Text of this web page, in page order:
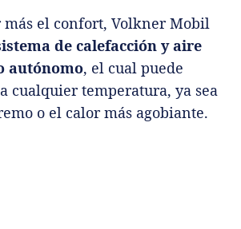
más el confort, Volkner Mobil
de calefacción y aire
autónomo, el cual puede
cualquier temperatura, ya sea
o el calor más agobiante.